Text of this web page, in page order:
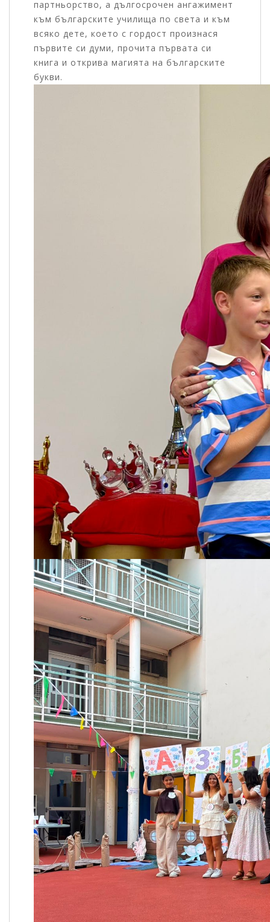
партньорство, а дългосрочен ангажимент
към българските училища по света и към
всяко дете, което с гордост произнася
първите си думи, прочита първата си
книга и открива магията на българските
букви.